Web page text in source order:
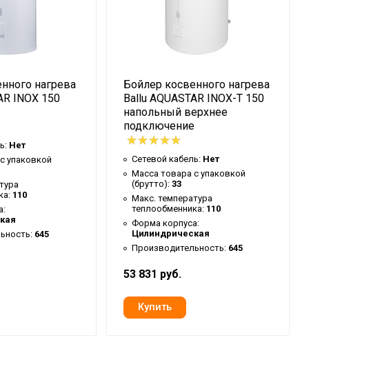
Белый
3/4 (наружная)
нагрева
INOX 150
Нет
упаковкой
110
645
Бойлер косвенного нагрева
Ballu AQUASTAR INOX-T 150
напольный верхнее
подключение
Сетевой кабель: Нет
Масса товара с упаковкой
(брутто): 33
Макс. температура
теплообменника: 110
Форма корпуса:
Цилиндрическая
Производительность: 645
53 831 руб.